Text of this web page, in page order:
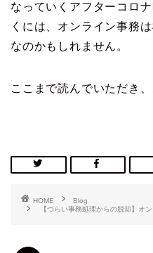
なっていくアフターコロ
くには、オンライン事務
なのかもしれません。
ここまで読んでいただき
HOME
Blog
【つらい事務処理からの脱却】オ